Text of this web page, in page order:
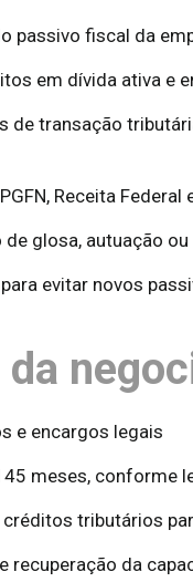
passivo fiscal da
em dívida ativa e
de transação
Receita
glosa, autuação
evitar novos
e encargos legais
meses, conforme
tributários
recuperação da